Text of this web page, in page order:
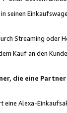
seinen
Streaming oder
Kauf an den
die eine
Alexa-